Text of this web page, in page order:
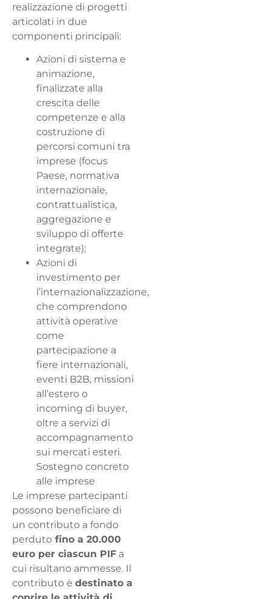
realizzazione di progetti
articolati in due
componenti principali:
Azioni di sistema e
animazione,
finalizzate alla
crescita delle
competenze e alla
costruzione di
percorsi comuni tra
imprese (focus
Paese, normativa
internazionale,
contrattualistica,
aggregazione e
sviluppo di offerte
integrate);
Azioni di
investimento per
l’internazionalizzazione,
che comprendono
attività operative
come
partecipazione a
fiere internazionali,
eventi B2B, missioni
all’estero o
incoming di buyer,
oltre a servizi di
accompagnamento
sui mercati esteri.
Sostegno concreto
alle imprese
Le imprese partecipanti
possono beneficiare di
un contributo a fondo
perduto fino a 20.000
euro per ciascun PIF a
cui risultano ammesse. Il
contributo è destinato a